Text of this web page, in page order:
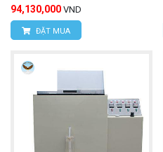
94,130,000 VND
ĐẶT MUA